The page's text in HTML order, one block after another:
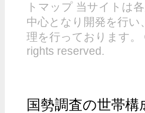
トマップ 当サイトは
中心となり開発を行い
理を行っております。
rights reserved.
国勢調査の世帯